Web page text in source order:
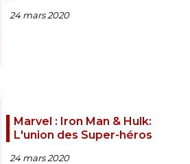
24 mars 2020
Marvel : Iron Man & Hulk:
L'union des Super-héros
24 mars 2020